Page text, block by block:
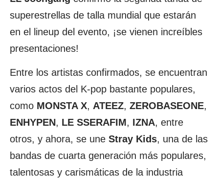
superestrellas de talla mundial que estarán
en el lineup del evento, ¡se vienen increíbles
presentaciones!
Entre los artistas confirmados, se encuentran
varios actos del K-pop bastante populares,
como MONSTA X, ATEEZ, ZEROBASEONE,
ENHYPEN, LE SSERAFIM, IZNA, entre
otros, y ahora, se une Stray Kids, una de las
bandas de cuarta generación más populares,
talentosas y carismáticas de la industria